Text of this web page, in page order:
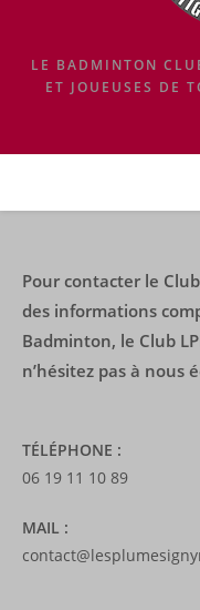
LE BADMINTON
ET JOUEUSES DE
Pour contacter le
des informations
Badminton, le Club
n’hésitez pas à nous
TÉLÉPHONE :
06 19 11 10 89
MAIL :